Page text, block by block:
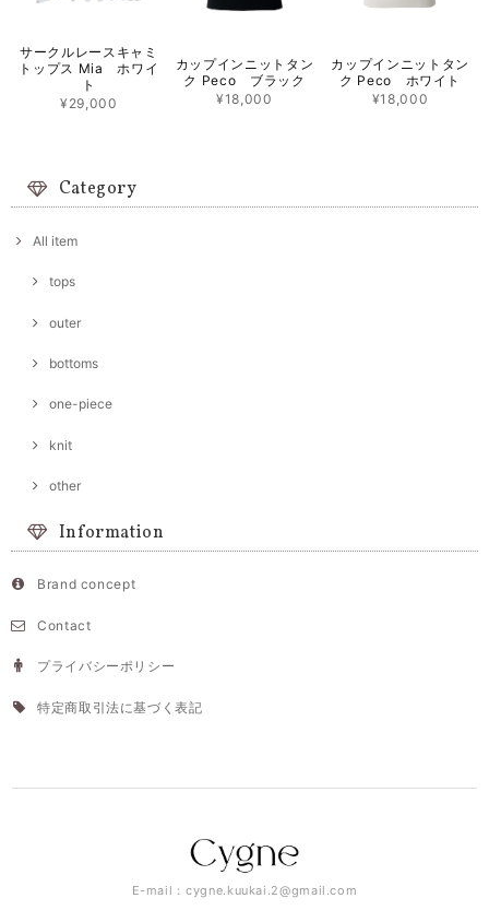
サークルレースキャミ
トップス Mia ホワイ
ト
¥29,000
カップインニットタン
ク Peco ブラック
¥18,000
カップインニットタン
ク Peco ホワイト
¥18,000
Category
All item
tops
outer
bottoms
one-piece
knit
other
Information
Brand concept
Contact
プライバシーポリシー
特定商取引法に基づく表記
E-mail：cygne.kuukai.2@gmail.com